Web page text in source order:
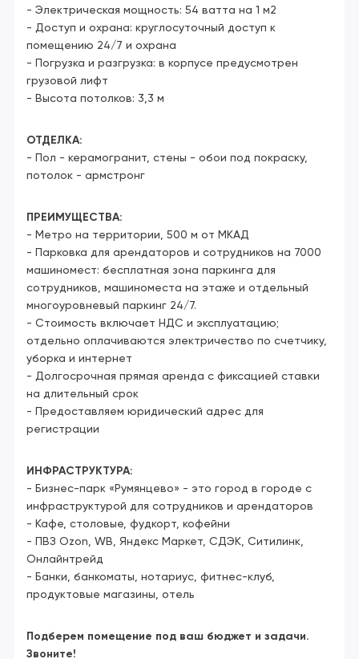
- Электрическая мощность: 54 ватта на 1 м2
- Доступ и охрана: круглосуточный доступ к
помещению 24/7 и охрана
- Погрузка и разгрузка: в корпусе предусмотрен
грузовой лифт
- Высота потолков: 3,3 м
ОТДЕЛКА:
- Пол - керамогранит, стены - обои под покраску,
потолок - армстронг
ПРЕИМУЩЕСТВА:
- Метро на территории, 500 м от МКАД
- Парковка для арендаторов и сотрудников на 7000
машиномест: бесплатная зона паркинга для
сотрудников, машиноместа на этаже и отдельный
многоуровневый паркинг 24/7.
- Стоимость включает НДС и эксплуатацию;
отдельно оплачиваются электричество по счетчику,
уборка и интернет
- Долгосрочная прямая аренда с фиксацией ставки
на длительный срок
- Предоставляем юридический адрес для
регистрации
ИНФРАСТРУКТУРА:
- Бизнес-парк «Румянцево» - это город в городе с
инфраструктурой для сотрудников и арендаторов
- Кафе, столовые, фудкорт, кофейни
- ПВЗ Ozon, WB, Яндекс Маркет, СДЭК, Ситилинк,
Онлайнтрейд
- Банки, банкоматы, нотариус, фитнес-клуб,
продуктовые магазины, отель
Подберем помещение под ваш бюджет и задачи.
Звоните!